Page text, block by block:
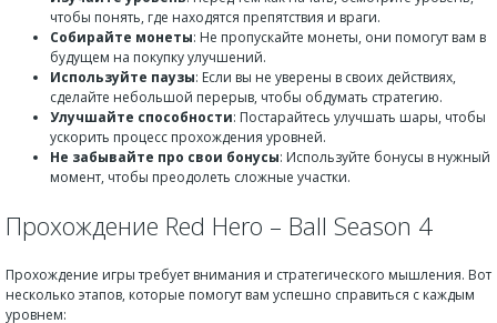
чтобы понять, где находятся препятствия и враги.
Собирайте монеты: Не пропускайте монеты, они помогут вам в
будущем на покупку улучшений.
Используйте паузы: Если вы не уверены в своих действиях,
сделайте небольшой перерыв, чтобы обдумать стратегию.
Улучшайте способности: Постарайтесь улучшать шары, чтобы
ускорить процесс прохождения уровней.
Не забывайте про свои бонусы: Используйте бонусы в нужный
момент, чтобы преодолеть сложные участки.
Прохождение Red Hero – Ball Season 4
Прохождение игры требует внимания и стратегического мышления. Вот
несколько этапов, которые помогут вам успешно справиться с каждым
уровнем: